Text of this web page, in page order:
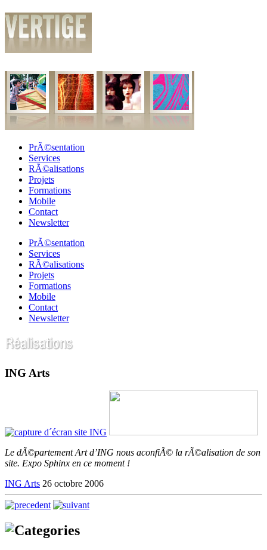
PrÃ©sentation
Services
RÃ©alisations
Projets
Formations
Mobile
Contact
Newsletter
PrÃ©sentation
Services
RÃ©alisations
Projets
Formations
Mobile
Contact
Newsletter
ING Arts
Le dÃ©partement Art d’ING nous aconfiÃ© la rÃ©alisation de son
site. Expo Sphinx en ce moment !
ING Arts 26 octobre 2006